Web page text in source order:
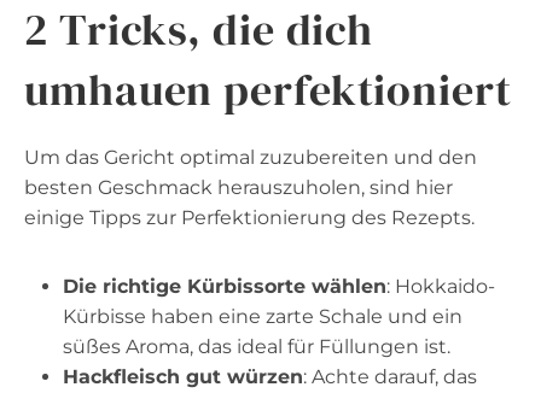
2 Tricks, die dich
umhauen perfektioniert
Um das Gericht optimal zuzubereiten und den
besten Geschmack herauszuholen, sind hier
einige Tipps zur Perfektionierung des Rezepts.
Die richtige Kürbissorte wählen: Hokkaido-
Kürbisse haben eine zarte Schale und ein
süßes Aroma, das ideal für Füllungen ist.
Hackfleisch gut würzen: Achte darauf, das